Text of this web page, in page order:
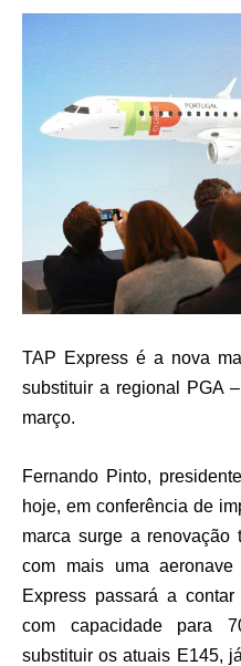
TAP Express é a nova
substituir a regional PGA
março.
Fernando Pinto,
hoje, em conferência de
marca surge a
com mais uma
Express passará a
com capacidade para
substituir os atuais E145,